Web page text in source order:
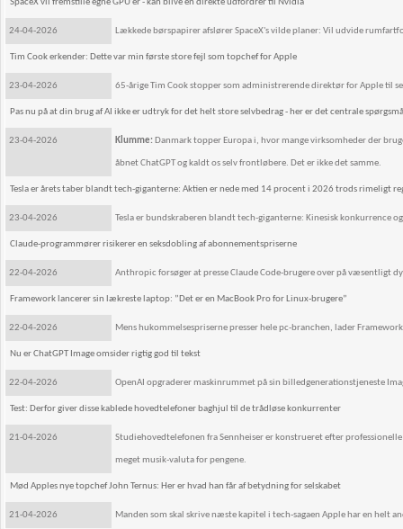
SpaceX vil fremstille egne GPU'er - kan blive en direkte udfordrer til Nvidia
24-04-2026 Lækkede børspapirer afslører SpaceX's vilde planer: Vil udvide
Tim Cook erkender: Dette var min første store fejl som topchef for Apple
23-04-2026 65-årige Tim Cook stopper som administrerende direktør for Apple til
Pas nu på at din brug af AI ikke er udtryk for det helt store selvbedrag - her er det centrale
23-04-2026 Klumme: Danmark topper Europa i, hvor mange virksomheder der
åbnet ChatGPT og kaldt os selv frontløbere. Det er ikke det samme.
Tesla er årets taber blandt tech-giganterne: Aktien er nede med 14 procent i 2026 trods rimeligt
23-04-2026 Tesla er bundskraberen blandt tech-giganterne: Kinesisk konkurrence
Claude-programmører risikerer en seksdobling af abonnementspriserne
22-04-2026 Anthropic forsøger at presse Claude Code-brugere over på væsentligt
Framework lancerer sin lækreste laptop: ”Det er en MacBook Pro for Linux-brugere”
22-04-2026 Mens hukommelsespriserne presser hele pc-branchen, lader
Nu er ChatGPT Image omsider rigtig god til tekst
22-04-2026 OpenAI opgraderer maskinrummet på sin billedgenerationstjeneste
Test: Derfor giver disse kablede hovedtelefoner baghjul til de trådløse konkurrenter
21-04-2026 Studiehovedtelefonen fra Sennheiser er konstrueret efter
meget musik-valuta for pengene.
Mød Apples nye topchef John Ternus: Her er hvad han får af betydning for selskabet
21-04-2026 Manden som skal skrive næste kapitel i tech-sagaen Apple har en helt